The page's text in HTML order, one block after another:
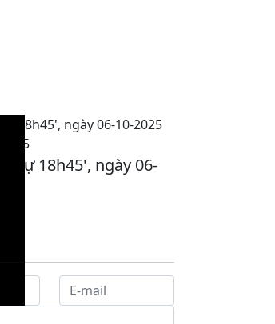
18h45', ngày 06-10-2025
sự 18h45', ngày 06-